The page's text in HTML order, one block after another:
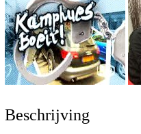
Beschrijving